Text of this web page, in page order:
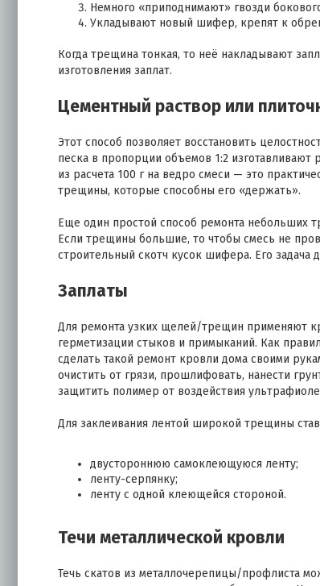
Немного «приподнимают» гвозди
Укладывают новый шифер, крепят к
Когда трещина тонкая, то неё накладывают
изготовления заплат.
Цементный раствор или
Этот способ позволяет восстановить
песка в пропорции объемов 1:2 изготавливают
из расчета 100 г на ведро смеси — это
трещины, которые способны его «держать».
Еще один простой способ ремонта небольших
Если трещины большие, то чтобы смесь не
строительный скотч кусок шифера. Его задача
Заплаты
Для ремонта узких щелей/трещин применяют
герметизации стыков и примыканий. Как
сделать такой ремонт кровли дома своими
очистить от грязи, прошлифовать, нанести
защитить полимер от воздействия
Для заклеивания лентой широкой трещины
двустороннюю самоклеющуюся ленту;
ленту-серпянку;
ленту с одной клеющейся стороной.
Течи металлической кровли
Течь скатов из металлочерепицы/профлиста